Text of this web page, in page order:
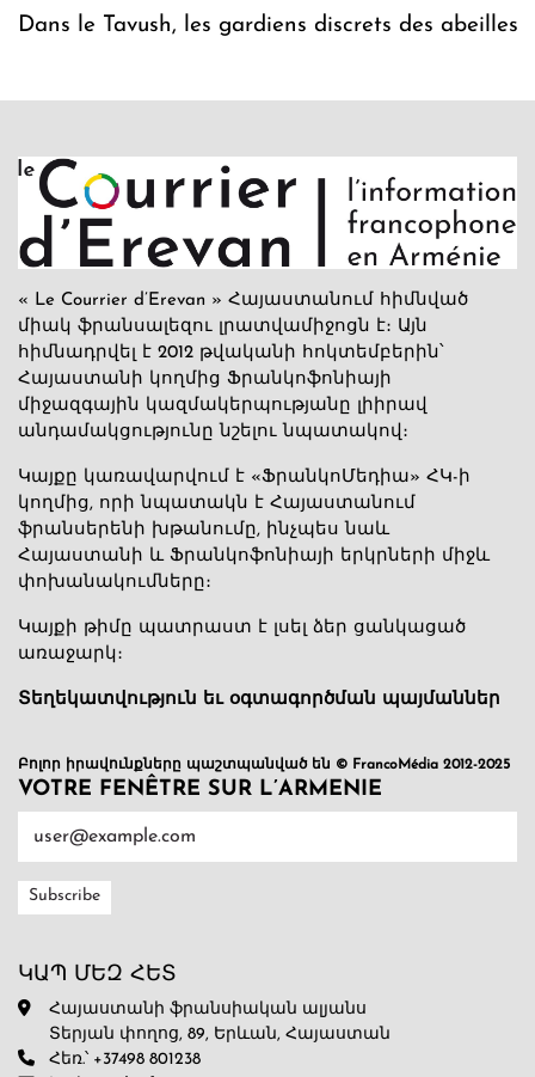
Dans le Tavush, les gardiens discrets des abeilles
« Le Courrier d’Erevan » Հայաստանում հիմնված
միակ ֆրանսալեզու լրատվամիջոցն է։ Այն
հիմնադրվել է 2012 թվականի հոկտեմբերին՝
Հայաստանի կողմից Ֆրանկոֆոնիայի
միջազգային կազմակերպությանը լիիրավ
անդամակցությունը նշելու նպատակով։
Կայքը կառավարվում է «ՖրանկոՄեդիա» ՀԿ-ի
կողմից, որի նպատակն է Հայաստանում
ֆրանսերենի խթանումը, ինչպես նաև
Հայաստանի և Ֆրանկոֆոնիայի երկրների միջև
փոխանակումները։
Կայքի թիմը պատրաստ է լսել ձեր ցանկացած
առաջարկ։
Տեղեկատվություն եւ օգտագործման պայմաններ
Բոլոր իրավունքները պաշտպանված են © FrancoMédia 2012-2025
VOTRE FENÊTRE SUR L’ARMENIE
ԿԱՊ ՄԵԶ ՀԵՏ
Հայաստանի ֆրանսիական ալյանս
Տերյան փողոց, 89, Երևան, Հայաստան
Հեռ.՝ +37498 801238